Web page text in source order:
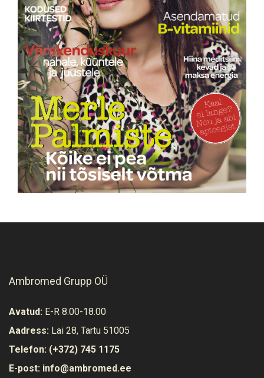
Ambromed Grupp OÜ
Avatud: E-R 8.00-18.00
Aadress: Lai 28, Tartu 51005
Telefon: (+372) 745 1175
E-post: info@ambromed.ee